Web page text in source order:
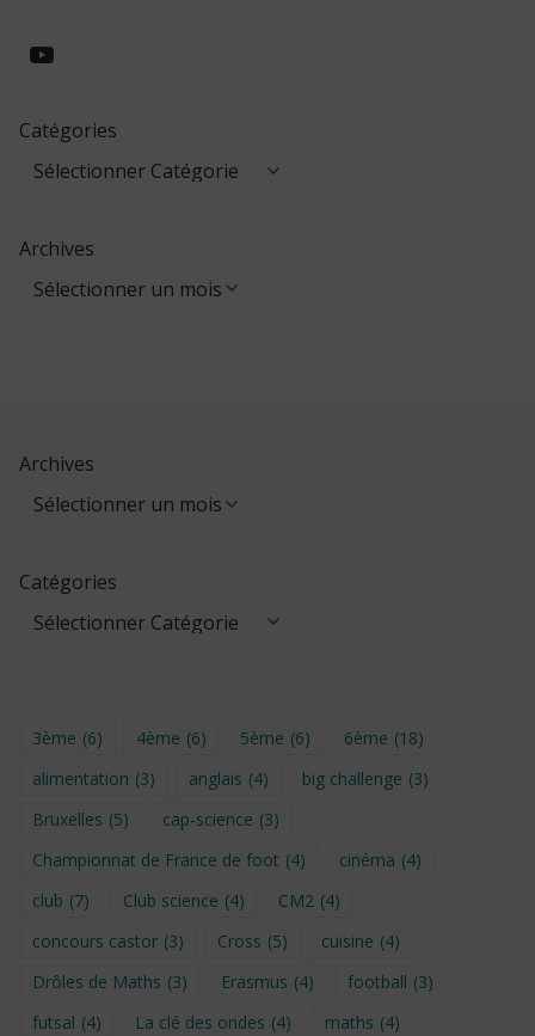
https://www.youtube.com/
Catégories
Archives
Archives
Catégories
3ème (6) 4ème (6) 5ème (6) 6ème (18)
alimentation (3) anglais (4) big challenge (3)
Bruxelles (5) cap-science (3)
Championnat de France de foot (4) cinéma (4)
club (7) Club science (4) CM2 (4)
concours castor (3) Cross (5) cuisine (4)
Drôles de Maths (3) Erasmus (4) football (3)
futsal (4) La clé des ondes (4) maths (4)